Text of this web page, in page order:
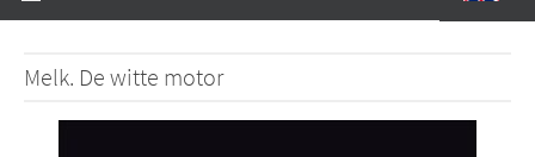
Melk. De witte motor